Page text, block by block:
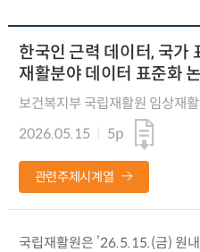
한국인 근력 데이터, 국가
재활분야 데이터 표준화
보건복지부 국립재활원 임상재
2026.05.15
5p
관련주제시계열
국립재활원은 ’26.5.15.(금) 원